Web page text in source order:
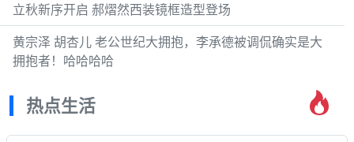
立秋新序开启 郝熠然西装镜框造型登场
黄宗泽 胡杏儿 老公世纪大拥抱，李承德被调侃确实是大
拥抱者！哈哈哈哈
热点生活